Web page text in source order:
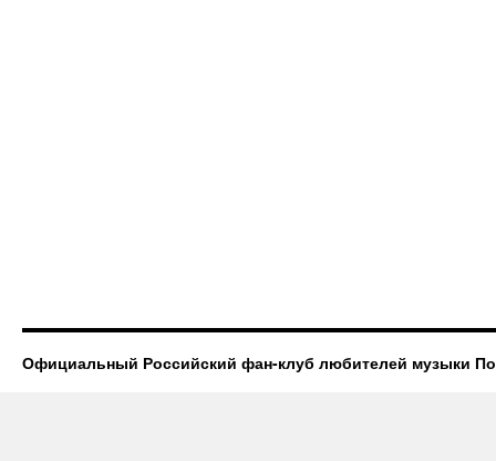
Официальный Российский фан-клуб любителей музыки